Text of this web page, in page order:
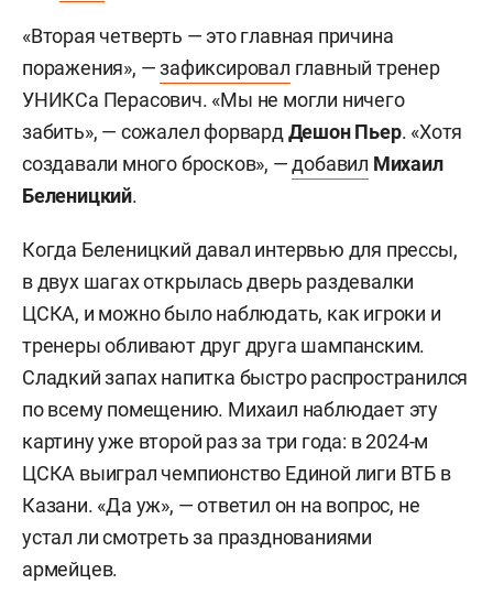
«Вторая четверть — это главная причина
поражения», —зафиксировал главный тренер
УНИКСа Перасович. «Мы не могли ничего
забить», — сожалел форвард Дешон Пьер. «Хотя
создавали много бросков», —добавил Михаил
Беленицкий.
Когда Беленицкий давал интервью для прессы,
в двух шагах открылась дверь раздевалки
ЦСКА, и можно было наблюдать, как игроки и
тренеры обливают друг друга шампанским.
Сладкий запах напитка быстро распространился
по всему помещению. Михаил наблюдает эту
картину уже второй раз за три года: в 2024-м
ЦСКА выиграл чемпионство Единой лиги ВТБ в
Казани. «Да уж», — ответил он на вопрос, не
устал ли смотреть за празднованиями
армейцев.